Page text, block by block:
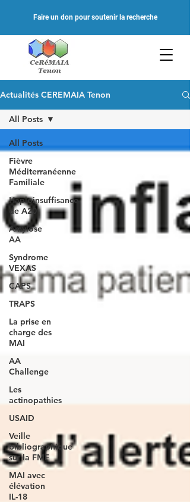
Faire un don pour soutenir la recherche
Actualités CEREMAIA Tenon
All Posts
Fièvre
Méditerranéenne
Familiale
Haploinsuffisance
de A20
Amylose
AA
Syndrome
VEXAS
CAPS
TRAPS
La prise en
charge des
MAI
AA
Challenge
Les
actinopathies
USAID
Veille
bibliographique
sur la FMF
MAI avec
élévation
IL-18
All Posts